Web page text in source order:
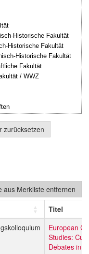
Historische Fakultät
Historische Fakultät
Historische Fakultät
Fakultät
/ WWZ
zurücksetzen
aus Merkliste entfernen
Titel
European
Studies:
Debates in